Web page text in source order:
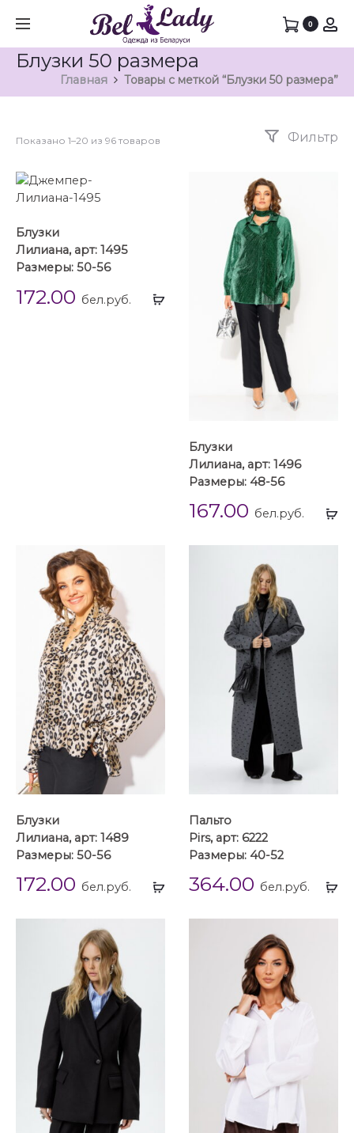
0
Блузки 50 размера
Главная Товары с меткой “Блузки 50 размера”
Показано 1–20 из 96 товаров Фильтр
Выбрать
Блузки
Лилиана, арт: 1495
Размеры: 50-56
172.00 бел.руб.
Блузки
Лилиана, арт: 1496
Размеры: 48-56
167.00 бел.руб.
Выбрать
Блузки
Лилиана, арт: 1489
Размеры: 50-56
172.00 бел.руб.
Пальто
Pirs, арт: 6222
Размеры: 40-52
364.00 бел.руб.